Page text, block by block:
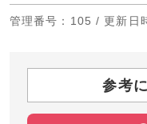
管理番号 ：105 /更新日
参考